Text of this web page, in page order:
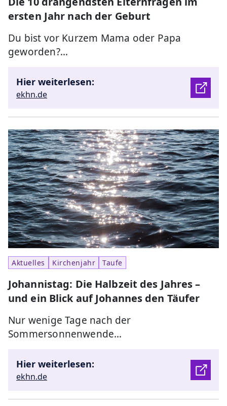
ersten Jahr nach der Geburt
Du bist vor Kurzem Mama oder Papa
geworden?…
Hier weiterlesen:
ekhn.de
Aktuelles Kirchenjahr Taufe
Johannistag: Die Halbzeit des Jahres –
und ein Blick auf Johannes den Täufer
Nur wenige Tage nach der
Sommersonnenwende…
Hier weiterlesen:
ekhn.de